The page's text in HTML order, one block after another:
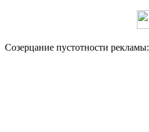
Созерцание пустотности рекламы: